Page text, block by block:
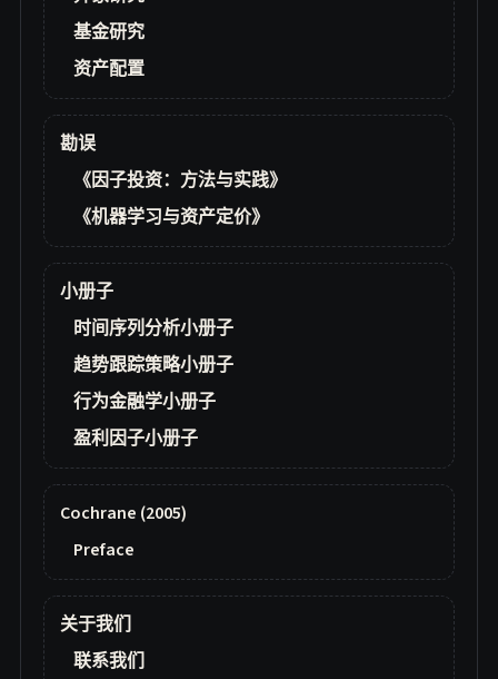
基金研究
资产配置
勘误
《因子投资：方法与实践》
《机器学习与资产定价》
小册子
时间序列分析小册子
趋势跟踪策略小册子
行为金融学小册子
盈利因子小册子
Cochrane (2005)
Preface
关于我们
联系我们